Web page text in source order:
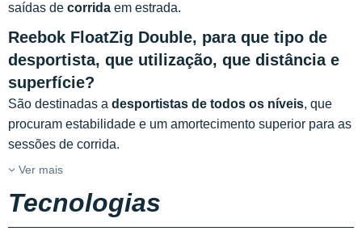
saídas de corrida em estrada.
Reebok FloatZig Double, para que tipo de
desportista, que utilização, que distância e
superfície?
São destinadas a desportistas de todos os níveis, que
procuram estabilidade e um amortecimento superior para as
sessões de corrida.
Ver mais
Tecnologias